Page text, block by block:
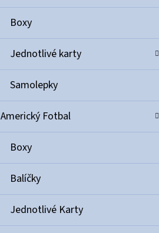
Boxy
Jednotlivé karty
Samolepky
Americký Fotbal
Boxy
Balíčky
Jednotlivé Karty
ULTIMATE GUARD MAGNETIC CARD CASE 35PT